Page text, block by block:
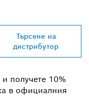
Търсене на
дистрибутор
получете 10%
в официалния